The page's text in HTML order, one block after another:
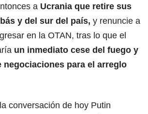
a Ucrania que retire sus
y del sur del país, y renuncie a
en la OTAN, tras lo que el
un inmediato cese del fuego y
negociaciones para el arreglo
conversación de hoy Putin